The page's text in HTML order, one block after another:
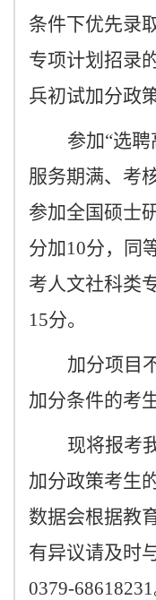
条件下优先录
专项计划招录
兵初试加分政策
参加“选
服务期满、考
参加全国硕士
分加10分，同
考人文社科类
15分。
加分项目
加分条件的考
现将报考
加分政策考生
数据会根据教
有异议请及时
0379-68618231